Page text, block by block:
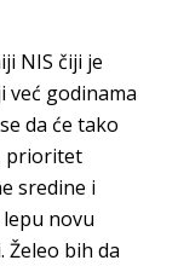
NIS čiji je
godinama
da će tako
prioritet
sredine i
novu
Želeo bih da